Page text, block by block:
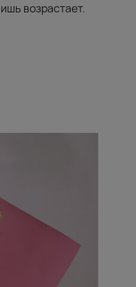
возрастает.